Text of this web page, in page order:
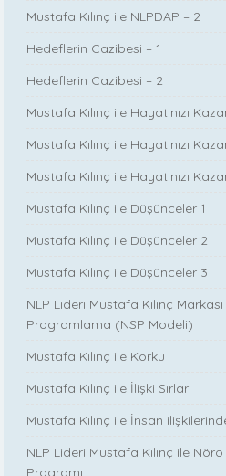
Mustafa Kılınç ile NLPDAP – 2
Hedeflerin Cazibesi – 1
Hedeflerin Cazibesi – 2
Mustafa Kılınç ile Hayatınızı
Mustafa Kılınç ile Hayatınızı
Mustafa Kılınç ile Hayatınızı
Mustafa Kılınç ile Düşünceler 1
Mustafa Kılınç ile Düşünceler 2
Mustafa Kılınç ile Düşünceler 3
NLP Lideri Mustafa Kılınç
Programlama (NSP Modeli)
Mustafa Kılınç ile Korku
Mustafa Kılınç ile İlişki Sırları
Mustafa Kılınç ile İnsan
NLP Lideri Mustafa Kılınç ile
Programı